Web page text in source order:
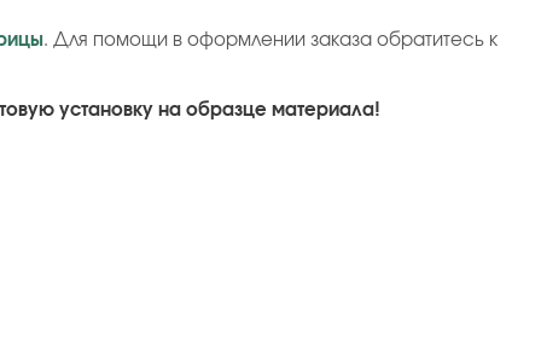
. Для помощи в оформлении заказа обратитесь к
установку на образце материала!